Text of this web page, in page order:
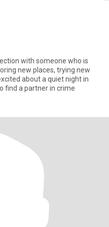
with someone who is
new places, trying new
about a quiet night in
find a partner in crime